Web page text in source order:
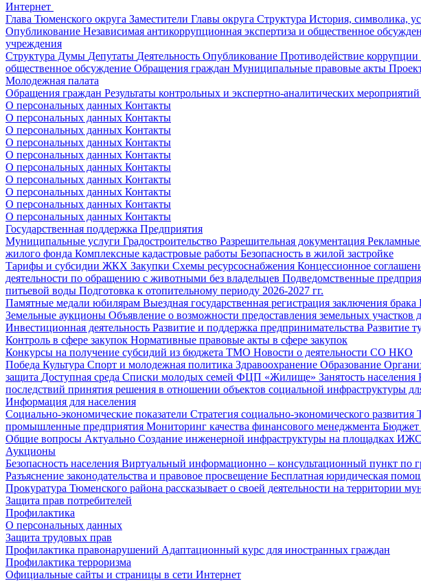
Интернет
Глава Тюменского округа Заместители Главы округа Структура История, символика,
Опубликование Независимая антикоррупционная экспертиза и общественное
учреждения
Структура Думы Депутаты Деятельность Опубликование Противодействие коррупции
общественное обсуждение Обращения граждан Муниципальные правовые акты
Молодежная палата
Обращения граждан Результаты контрольных и экспертно-аналитических мероприятий
О персональных данных Контакты
О персональных данных Контакты
О персональных данных Контакты
О персональных данных Контакты
О персональных данных Контакты
О персональных данных Контакты
О персональных данных Контакты
О персональных данных Контакты
О персональных данных Контакты
О персональных данных Контакты
Государственная поддержка Предприятия
Муниципальные услуги Градостроительство Разрешительная документация Рекламные
жилого фонда Комплексные кадастровые работы Безопасность в жилой застройке
Тарифы и субсидии ЖКХ Закупки Схемы ресурсоснабжения Концессионное
деятельности по обращению с животными без владельцев Подведомственные
питьевой воды Подготовка к отопительному периоду 2026-2027 гг.
Памятные медали юбилярам Выездная государственная регистрация заключения брака
Земельные аукционы Объявление о возможности предоставления земельных
Инвестиционная деятельность Развитие и поддержка предпринимательства Развитие
Контроль в сфере закупок Нормативные правовые акты в сфере закупок
Конкурсы на получение субсидий из бюджета ТМО Новости о деятельности СО НКО
Победа Культура Спорт и молодежная политика Здравоохранение Образование
защита Доступная среда Списки молодых семей ФЦП «Жилище» Занятость населения
последствий принятия решения в отношении объектов социальной инфраструктуры
Информация для населения
Социально-экономические показатели Стратегия социально-экономического
промышленные предприятия Мониторинг качества финансового менеджмента Бюджет
Общие вопросы Актуально Создание инженерной инфраструктуры на площадках ИЖС
Аукционы
Безопасность населения Виртуальный информационно – консультационный пункт по
Разъяснение законодательства и правовое просвещение Бесплатная юридическая
Прокуратура Тюменского района рассказывает о своей деятельности на территории
Защита прав потребителей
Профилактика
О персональных данных
Защита трудовых прав
Профилактика правонарушений Адаптационный курс для иностранных граждан
Профилактика терроризма
Официальные сайты и страницы в сети Интернет